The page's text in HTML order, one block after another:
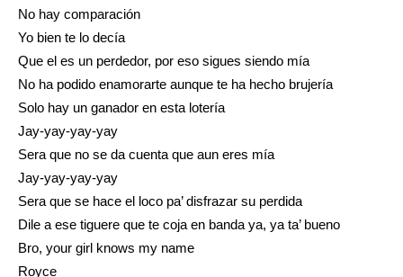
No hay comparación
Yo bien te lo decía
Que el es un perdedor, por eso sigues siendo mía
No ha podido enamorarte aunque te ha hecho brujería
Solo hay un ganador en esta lotería
Jay-yay-yay-yay
Sera que no se da cuenta que aun eres mía
Jay-yay-yay-yay
Sera que se hace el loco pa’ disfrazar su perdida
Dile a ese tiguere que te coja en banda ya, ya ta’ bueno
Bro, your girl knows my name
Royce